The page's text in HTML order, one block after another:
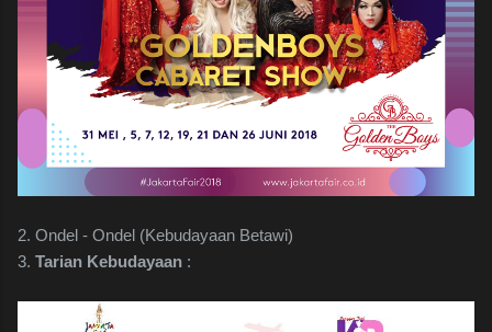
2. Ondel - Ondel (Kebudayaan Betawi)
3. Tarian Kebudayaan :